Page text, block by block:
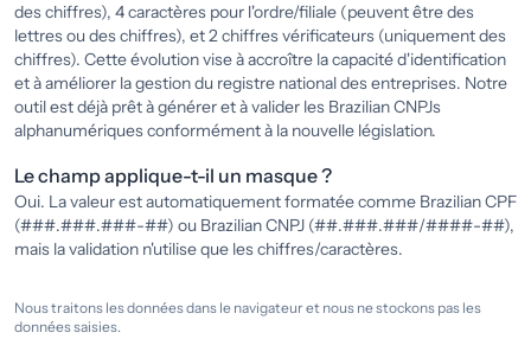
des chiffres), 4 caractères pour l'ordre/filiale (peuvent être des
lettres ou des chiffres), et 2 chiffres vérificateurs (uniquement des
chiffres). Cette évolution vise à accroître la capacité d'identification
et à améliorer la gestion du registre national des entreprises. Notre
outil est déjà prêt à générer et à valider les Brazilian CNPJs
alphanumériques conformément à la nouvelle législation.
Le champ applique-t-il un masque ?
Oui. La valeur est automatiquement formatée comme Brazilian CPF
(###.###.###-##) ou Brazilian CNPJ (##.###.###/####-##),
mais la validation n'utilise que les chiffres/caractères.
Nous traitons les données dans le navigateur et nous ne stockons pas les
données saisies.